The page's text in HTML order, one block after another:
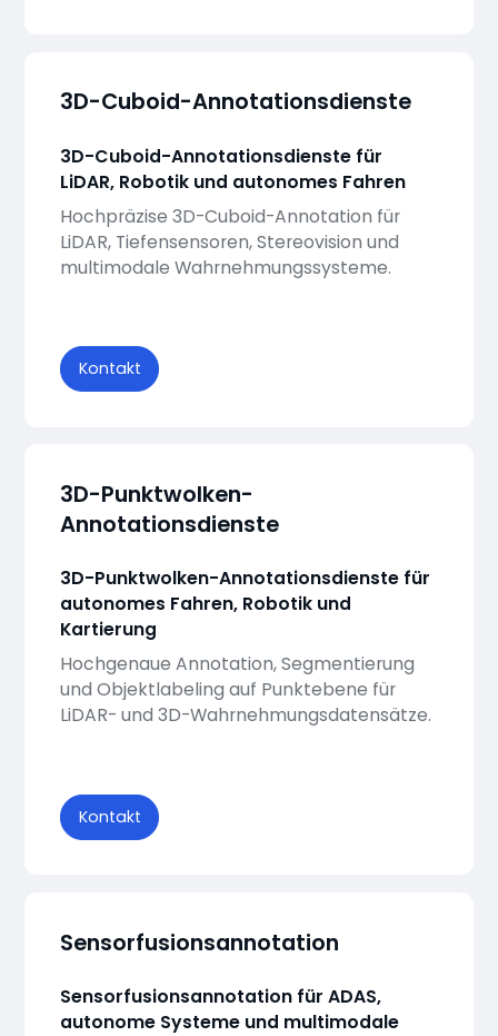
3D-Cuboid-Annotationsdienste
3D-Cuboid-Annotationsdienste für
LiDAR, Robotik und autonomes Fahren
Hochpräzise 3D-Cuboid-Annotation für
LiDAR, Tiefensensoren, Stereovision und
multimodale Wahrnehmungssysteme.
Kontakt
3D-Punktwolken-
Annotationsdienste
3D-Punktwolken-Annotationsdienste für
autonomes Fahren, Robotik und
Kartierung
Hochgenaue Annotation, Segmentierung
und Objektlabeling auf Punktebene für
LiDAR- und 3D-Wahrnehmungsdatensätze.
Kontakt
Sensorfusionsannotation
Sensorfusionsannotation für ADAS,
autonome Systeme und multimodale